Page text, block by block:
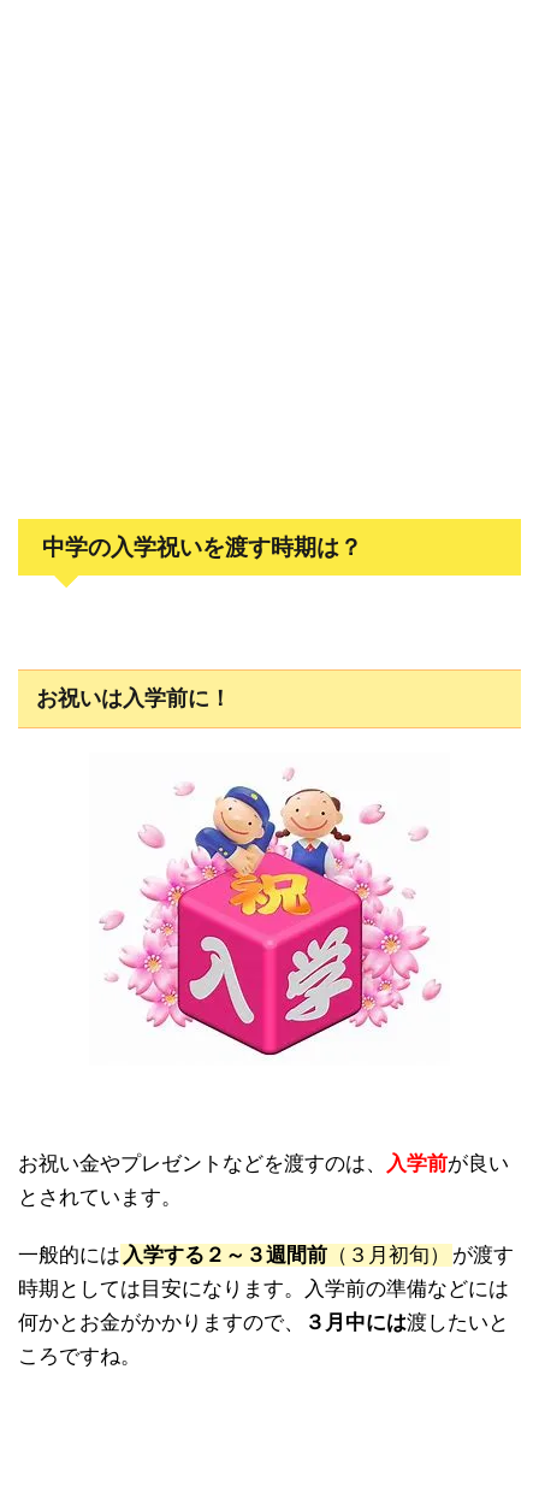
中学の入学祝いを渡す時期は？
お祝いは入学前に！
お祝い金やプレゼントなどを渡すのは、 入学前が良い
とされています。
一般的には 入学する２～３週間前 （３月初旬）
が渡す
時期としては目安になります。入学前の準備などには
何かとお金がかかりますので、
３月中には渡したいと
ころですね。